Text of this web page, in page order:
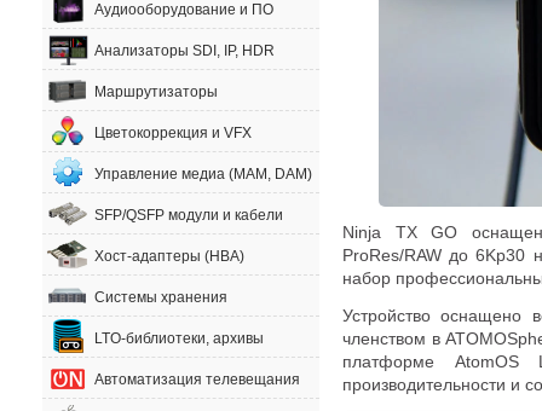
Аудиооборудование и ПО
Анализаторы SDI, IP, HDR
Маршрутизаторы
Цветокоррекция и VFX
Управление медиа (MAM, DAM)
SFP/QSFP модули и кабели
Хост-адаптеры (HBA)
Системы хранения
LTO-библиотеки, архивы
Автоматизация телевещания
Ninja TX GO
ProRes/RAW до 6Kp30
набор
Устройство оснащено
членством в
платформе
производительности и